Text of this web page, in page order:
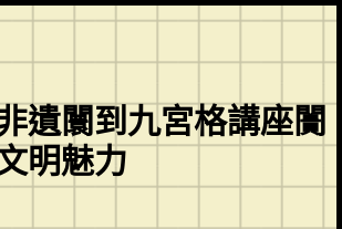
遺闤到九宮格講座闠
明魅力